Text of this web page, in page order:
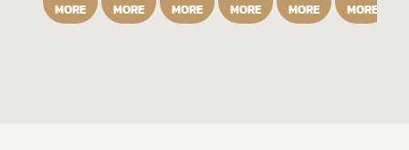
MORE
MORE
MORE
MORE
MORE
MORE